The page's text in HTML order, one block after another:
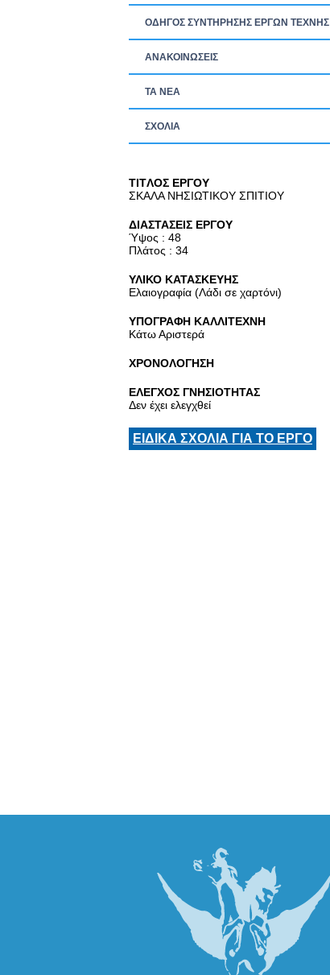
ΟΔΗΓΟΣ ΣΥΝΤΗΡΗΣΗΣ ΕΡΓΩΝ ΤΕΧΝΗΣ
ΑΝΑΚΟΙΝΩΣΕΙΣ
ΤΑ ΝEΑ
ΣΧΟΛΙΑ
TITΛΟΣ ΕΡΓΟΥ
ΣΚΑΛΑ ΝΗΣΙΩΤΙΚΟΥ ΣΠΙΤΙΟΥ
ΔΙΑΣΤΑΣΕΙΣ ΕΡΓΟΥ
Ύψος : 48
Πλάτος : 34
ΥΛΙΚΟ ΚΑΤΑΣΚΕΥΗΣ
Ελαιογραφία (Λάδι σε χαρτόνι)
ΥΠΟΓΡΑΦΗ ΚΑΛΛΙΤΕΧΝΗ
Κάτω Αριστερά
ΧΡΟΝΟΛΟΓΗΣΗ
ΕΛΕΓΧΟΣ ΓΝΗΣΙΟΤΗΤΑΣ
Δεν έχει ελεγχθεί
ΕΙΔΙΚΑ ΣΧΟΛΙΑ ΓΙΑ ΤΟ ΕΡΓΟ